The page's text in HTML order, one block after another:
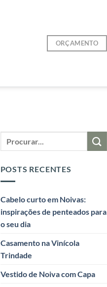
ORÇAMENTO
POSTS RECENTES
Cabelo curto em Noivas:
inspirações de penteados para
o seu dia
Casamento na Vinícola
Trindade
Vestido de Noiva com Capa